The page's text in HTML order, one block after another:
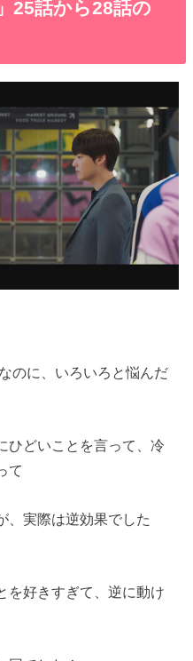
25話から28話の
なのに、いろいろと悩んだ
ひどいことを言って、冷
て
、実際は逆効果でした
を好きすぎて、逆に動け